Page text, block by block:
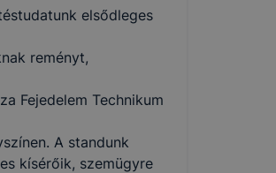
elsődleges
reményt,
Fejedelem Technikum
A standunk
kísérőik, szemügyre